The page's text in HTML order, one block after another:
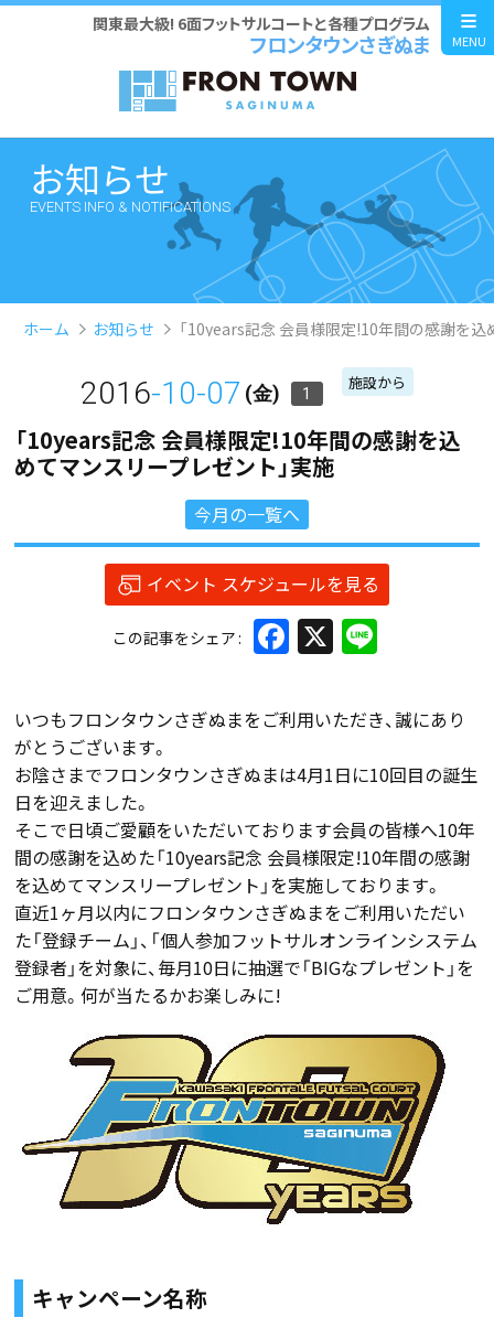
関東最大級! 6面フットサルコートと各種プログラム
フロンタウンさぎぬま MENU
お知らせ
EVENTS INFO & NOTIFICATIONS
ホーム お知らせ 「10years記念 会員様限定!10年間の感謝を込
2016-10-07 (金) 1
施設から
「10years記念 会員様限定!10年間の感謝を込
めてマンスリープレゼント」実施
今月の一覧へ
イベント スケジュールを見る
この記事をシェア Facebook
X
いつもフロンタウンさぎぬまをご利用いただき、誠にあり
がとうございます。
お陰さまでフロンタウンさぎぬまは4月1日に10回目の誕生
日を迎えました。
そこで日頃ご愛顧をいただいております会員の皆様へ10年
間の感謝を込めた「10years記念 会員様限定!10年間の感謝
を込めてマンスリープレゼント」を実施しております。
直近1ヶ月以内にフロンタウンさぎぬまをご利用いただい
た「登録チーム」、「個人参加フットサルオンラインシステム
登録者」を対象に、毎月10日に抽選で「BIGなプレゼント」を
ご用意。何が当たるかお楽しみに!
キャンペーン名称